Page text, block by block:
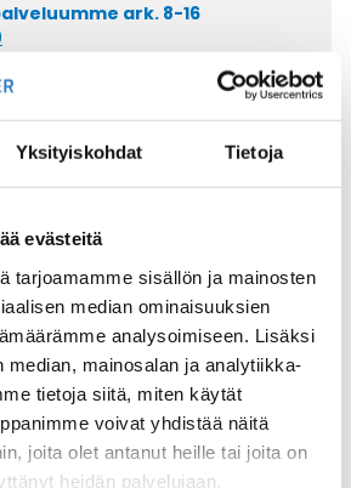
Yksityiskohdat Tietoja
evästeitä
tarjoamamme sisällön ja mainosten
median ominaisuuksien
analysoimiseen. Lisäksi
median, mainosalan ja analytiikka-
tietoja siitä, miten käytät
voivat yhdistää näitä
joita olet antanut heille tai joita on
heidän palvelujaan.
ark. 8-16
ROBOSCHLEPP-PUR
12G2,5